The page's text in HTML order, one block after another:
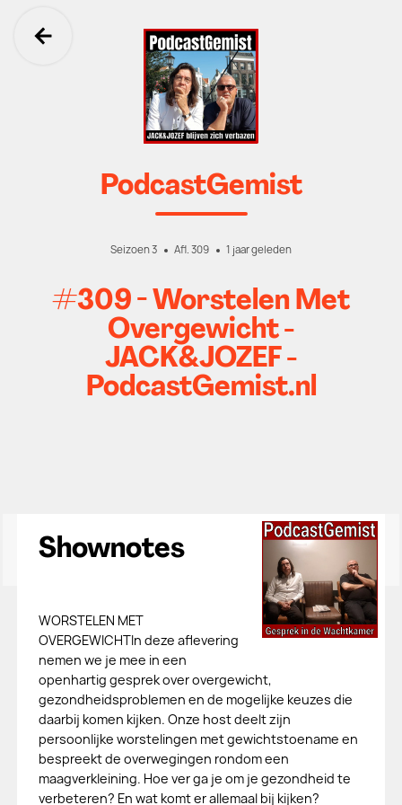
Ga terug
PodcastGemist
Seizoen 3 Afl. 309 1 jaar geleden
#309 - Worstelen Met
Overgewicht -
JACK&JOZEF -
PodcastGemist.nl
Shownotes
WORSTELEN MET
OVERGEWICHTIn deze aflevering
nemen we je mee in een
openhartig gesprek over overgewicht,
gezondheidsproblemen en de mogelijke keuzes die
daarbij komen kijken. Onze host deelt zijn
persoonlijke worstelingen met gewichtstoename en
bespreekt de overwegingen rondom een
maagverkleining. Hoe ver ga je om je gezondheid te
verbeteren? En wat komt er allemaal bij kijken?